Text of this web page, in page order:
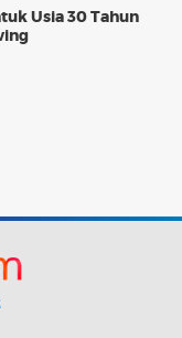
Usia 30 Tahun